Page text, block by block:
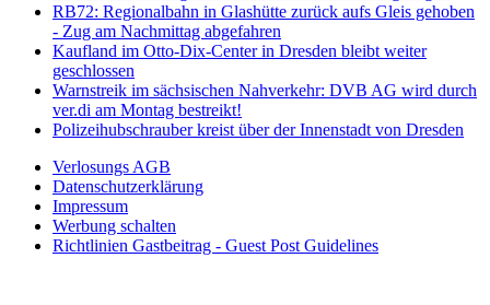
RB72: Regionalbahn in Glashütte zurück aufs Gleis gehoben
- Zug am Nachmittag abgefahren
Kaufland im Otto-Dix-Center in Dresden bleibt weiter
geschlossen
Warnstreik im sächsischen Nahverkehr: DVB AG wird durch
ver.di am Montag bestreikt!
Polizeihubschrauber kreist über der Innenstadt von Dresden
Verlosungs AGB
Datenschutzerklärung
Impressum
Werbung schalten
Richtlinien Gastbeitrag - Guest Post Guidelines